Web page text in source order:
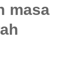
masa